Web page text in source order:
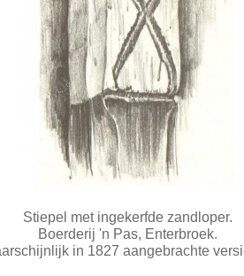
Stiepel met ingekerfde zandloper.
Boerderij 'n Pas, Enterbroek.
in 1827 aangebrachte